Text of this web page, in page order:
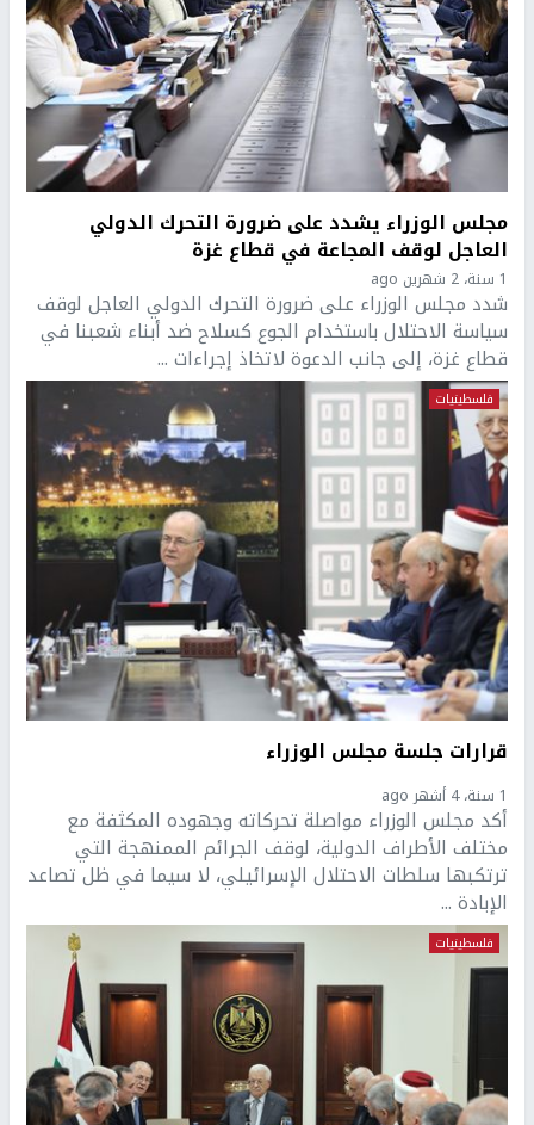
مجلس الوزراء يشدد على ضرورة التحرك الدولي
العاجل لوقف المجاعة في قطاع غزة
1 سنة، 2 شهرين ago
شدد مجلس الوزراء على ضرورة التحرك الدولي العاجل لوقف
سياسة الاحتلال باستخدام الجوع كسلاح ضد أبناء شعبنا في
قطاع غزة، إلى جانب الدعوة لاتخاذ إجراءات ...
فلسطينيات
قرارات جلسة مجلس الوزراء
1 سنة، 4 أشهر ago
أكد مجلس الوزراء مواصلة تحركاته وجهوده المكثفة مع
مختلف الأطراف الدولية، لوقف الجرائم الممنهجة التي
ترتكبها سلطات الاحتلال الإسرائيلي، لا سيما في ظل تصاعد
الإبادة ...
فلسطينيات